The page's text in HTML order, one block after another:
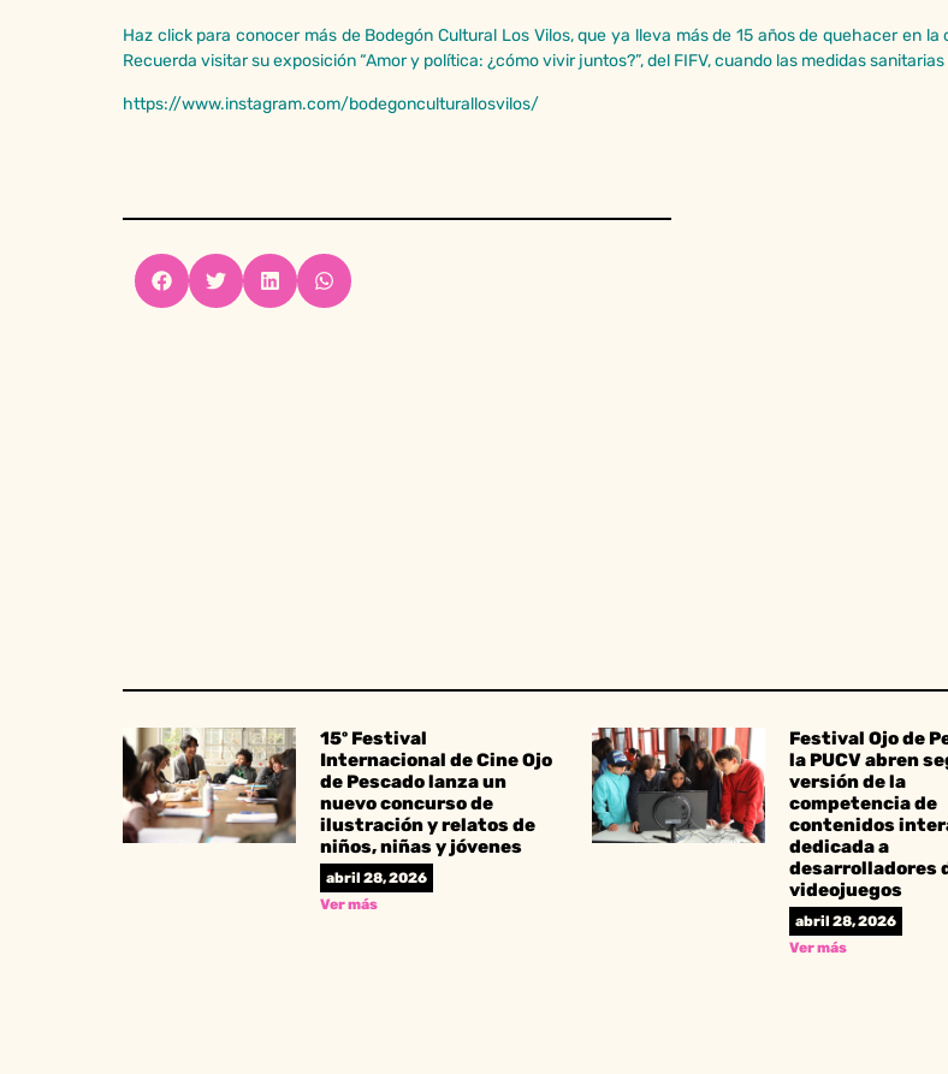
Haz click para conocer más de Bodegón Cultural Los Vilos, que ya lleva más de 15 años de quehacer en
Recuerda visitar su exposición “Amor y política: ¿cómo vivir juntos?”, del FIFV, cuando las medidas
https://www.instagram.com/bodegonculturallosvilos/
15º Festival
Internacional de Cine Ojo
de Pescado lanza un
nuevo concurso de
ilustración y relatos de
niños, niñas y jóvenes
abril 28, 2026
Ver más
Festival Ojo de
la PUCV abren
versión de la
competencia de
contenidos
dedicada a
desarrolladores
videojuegos
abril 28, 2026
Ver más